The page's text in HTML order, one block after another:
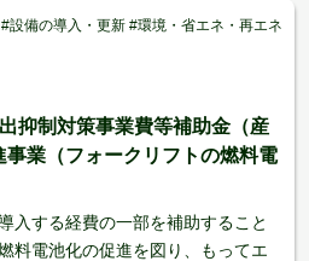
#設備の導入・更新 #環境・省エネ・再エネ
抑制対策事業費等補助金（産
業（フォークリフトの燃料電
入する経費の一部を補助すること
料電池化の促進を図り、もってエ